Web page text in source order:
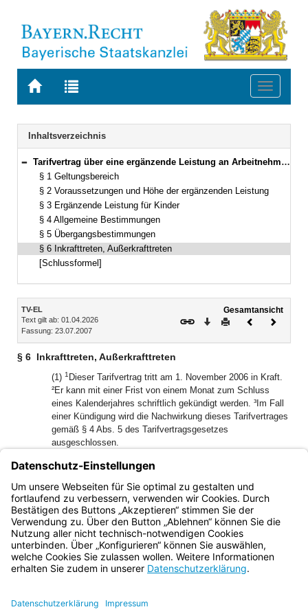
Zur
BAYERN.RECHT
Zur
letzten
Suche
Toggle
Navigation
Inhaltsverzeichnis
Bereich reduzieren
Tarifvertrag über eine ergänzende Leistung an Arbeitnehmerinnen, Arbeitnehmer, Auszubildende und dual Studierende des Freistaates Bayern (TV-EL) (§§ 1–6)
§ 1 Geltungsbereich
§ 2 Voraussetzungen und Höhe der ergänzenden Leistung
§ 3 Ergänzende Leistung für Kinder
§ 4 Allgemeine Bestimmungen
§ 5 Übergangsbestimmungen
§ 6 Inkrafttreten, Außerkrafttreten
[Schlussformel]
Inhalt
TV-EL
Text gilt ab: 01.04.2026
Fassung: 23.07.2007
Gesamtansicht
Download
DruckenVorheriges
§ 6 Inkrafttreten, Außerkrafttreten
(1) 1 Dieser Tarifvertrag tritt am 1. November 2006 in Kraft.
²Er kann mit einer Frist von einem Monat zum Schluss
eines Kalenderjahres schriftlich gekündigt werden. ³Im Fall
einer Kündigung wird die Nachwirkung dieses Tarifvertrages
gemäß § 4 Abs. 5 des Tarifvertragsgesetzes
ausgeschlossen.
(2) Der Tarifvertrag vom 9. Dezember 2004 über eine
ergänzende Leistung an Arbeitnehmerinnen, Arbeitnehmer
und Auszubildende des Freistaates Bayern tritt ab 1.
November 2006 außer Kraft.
Bayern.de
BayernPortal
Impressum